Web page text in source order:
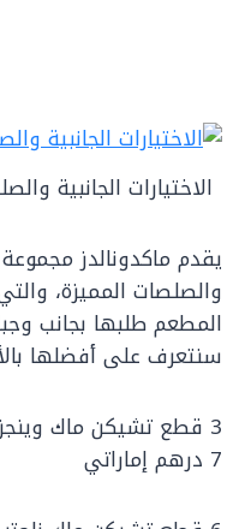
الاختيارات الجانبية
يقدم ماكدونالدز
والصلصات المميزة،
المطعم طلبها بجانب
سنتعرف على أفضلها
3 قطع تشيكن ماك وينجز
7 درهم إماراتي